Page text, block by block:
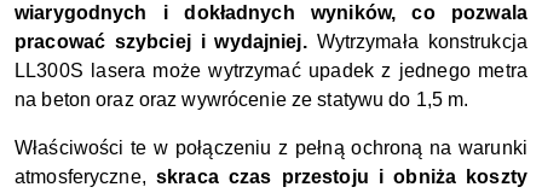
wiarygodnych i dokładnych wyników, co pozwala
pracować szybciej i wydajniej. Wytrzymała konstrukcja
LL300S lasera może wytrzymać upadek z jednego metra
na beton oraz oraz wywrócenie ze statywu do 1,5 m.
Właściwości te w połączeniu z pełną ochroną na warunki
atmosferyczne, skraca czas przestoju i obniża koszty